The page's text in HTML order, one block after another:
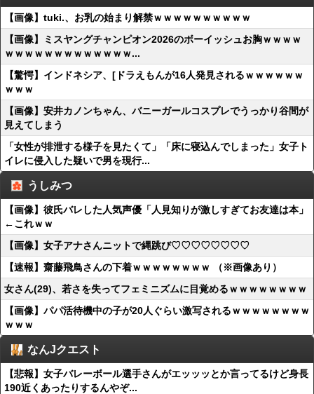
【画像】tuki.、お乳の始まり解禁ｗｗｗｗｗｗｗｗｗｗ
【画像】ミスヤングチャンピオン2026のボーイッシュお胸ｗｗｗｗ
ｗｗｗｗｗｗｗｗｗｗｗｗｗ...
【驚愕】インドネシア、[ドラえもんが16人発見されるｗｗｗｗｗｗ
ｗｗｗ
【画像】安井カノンちゃん、バニーガールコスプレでうっかり谷間が
見えてしまう
「女性が排泄する様子を見たくて」「床に寝込んでしまった」女子ト
イレに侵入した疑いで男を現行...
うしみつ
【画像】彼氏バレした人気声優「人見知りが激しすぎてお友達は本」
←これｗｗ
【画像】女子アナさんニットで縄跳び♡♡♡♡♡♡♡♡
【速報】齋藤飛鳥さんの下着ｗｗｗｗｗｗｗｗ （※画像あり）
女さん(29)、若さを失ってフェミニズムに目覚めるｗｗｗｗｗｗｗｗ
【画像】パパ活待機中の子が20人ぐらい激写されるｗｗｗｗｗｗｗｗ
ｗｗｗ
なんJクエスト
【悲報】女子バレーボール選手さんがエッッッとか言ってるけど身長
190近くあったりするんやぞ...